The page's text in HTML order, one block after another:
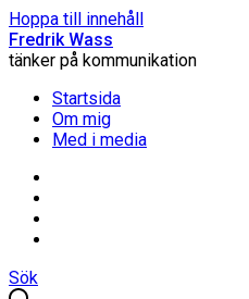
Hoppa till innehåll
Fredrik Wass
tänker på kommunikation
Startsida
Om mig
Med i media
Sök